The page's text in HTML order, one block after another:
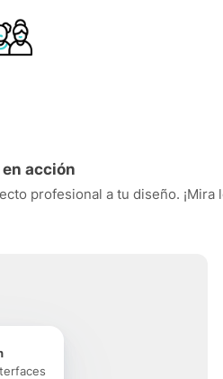
acción
profesional a tu diseño.